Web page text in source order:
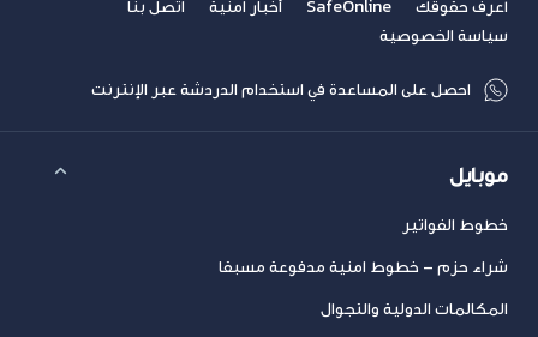
اعرف حقوقك
SafeOnline أخبار امنية
اتصل بنا
سياسة الخصوصية
احصل على المساعدة في استخدام الدردشة عبر الإنترنت
موبايل
خطوط الفواتير
شراء حزم – خطوط امنية مدفوعة مسبقا
المكالمات الدولية والتجوال